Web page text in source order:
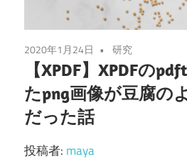
2020年1月24日 研究
【XPDF】XPDFの
たpng画像が豆腐の
だった話
投稿者: maya